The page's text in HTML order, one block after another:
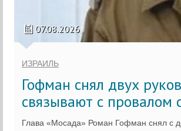
07.08.2026
ИЗРАИЛЬ
Гофман снял двух
связывают с провалом
Глава «Мосада» Роман Гофман снял с